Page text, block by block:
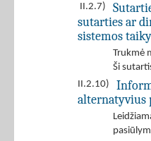
II.2.7)
sutarties ar
sistemos
Trukmė
Ši
II.2.10)
alternatyvius